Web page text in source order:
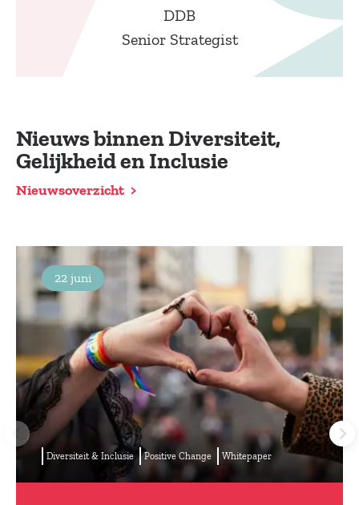
DDB
Senior Strategist
Nieuws binnen Diversiteit,
Gelijkheid en Inclusie
Nieuwsoverzicht
22 juni
Diversiteit & Inclusie Positive Change Whitepaper